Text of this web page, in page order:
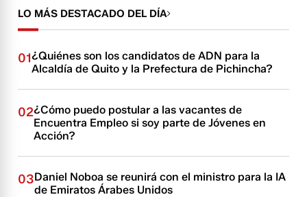
LO MÁS DESTACADO DEL DÍA
01¿Quiénes son los candidatos de ADN para la
Alcaldía de Quito y la Prefectura de Pichincha?
02¿Cómo puedo postular a las vacantes de
Encuentra Empleo si soy parte de Jóvenes en
Acción?
03Daniel Noboa se reunirá con el ministro para la IA
de Emiratos Árabes Unidos